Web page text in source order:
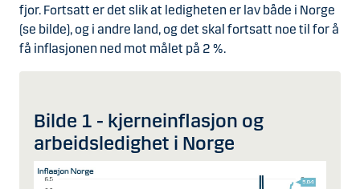
fjor. Fortsatt er det slik at ledigheten er lav både i Norge
(se bilde), og i andre land, og det skal fortsatt noe til for å
få inflasjonen ned mot målet på 2 %.
Bilde 1 - kjerneinflasjon og
arbeidsledighet i Norge